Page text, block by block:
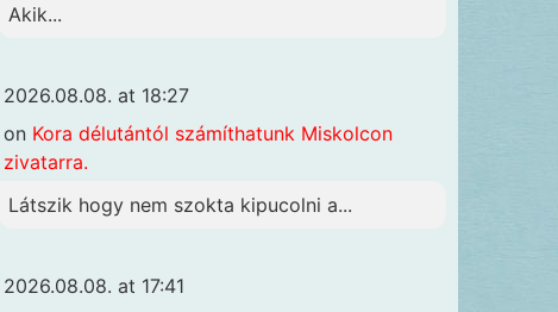
Akik...
2026.08.08. at 18:27
on Kora délutántól számíthatunk Miskolcon
zivatarra.
Látszik hogy nem szokta kipucolni a...
2026.08.08. at 17:41